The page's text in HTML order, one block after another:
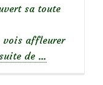
sa toute
vois affleurer
de …